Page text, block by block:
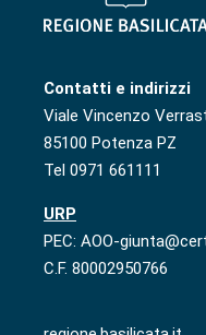
Contatti e indirizzi
Viale Vincenzo
85100 Potenza PZ
Tel 0971 661111
URP
PEC: AOO-
C.F. 80002950766